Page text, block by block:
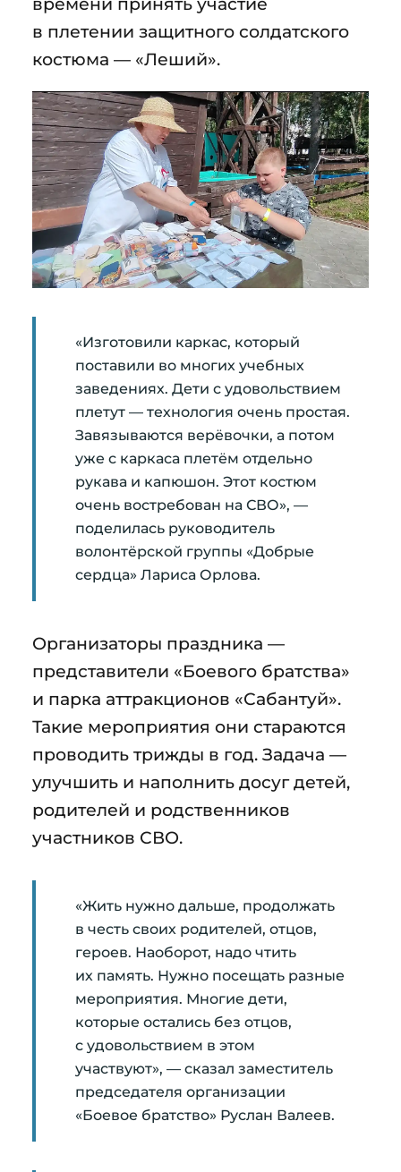
в плетении защитного солдатского
костюма — «Леший».
«Изготовили каркас, который
поставили во многих учебных
заведениях. Дети с удовольствием
плетут — технология очень простая.
Завязываются верёвочки, а потом
уже с каркаса плетём отдельно
рукава и капюшон. Этот костюм
очень востребован на СВО», —
поделилась руководитель
волонтёрской группы «Добрые
сердца» Лариса Орлова.
Организаторы праздника —
представители «Боевого братства»
и парка аттракционов «Сабантуй».
Такие мероприятия они стараются
проводить трижды в год. Задача —
улучшить и наполнить досуг детей,
родителей и родственников
участников СВО.
«Жить нужно дальше, продолжать
в честь своих родителей, отцов,
героев. Наоборот, надо чтить
их память. Нужно посещать разные
мероприятия. Многие дети,
которые остались без отцов,
с удовольствием в этом
участвуют», — сказал заместитель
председателя организации
«Боевое братство» Руслан Валеев.